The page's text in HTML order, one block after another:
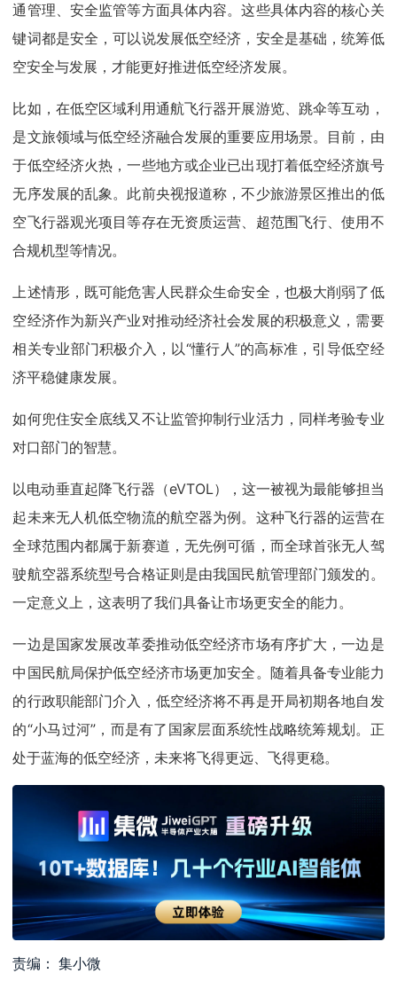
通管理、安全监管等方面具体内容。这些具体内容的核心关
键词都是安全，可以说发展低空经济，安全是基础，统筹低
空安全与发展，才能更好推进低空经济发展。
比如，在低空区域利用通航飞行器开展游览、跳伞等互动，
是文旅领域与低空经济融合发展的重要应用场景。目前，由
于低空经济火热，一些地方或企业已出现打着低空经济旗号
无序发展的乱象。此前央视报道称，不少旅游景区推出的低
空飞行器观光项目等存在无资质运营、超范围飞行、使用不
合规机型等情况。
上述情形，既可能危害人民群众生命安全，也极大削弱了低
空经济作为新兴产业对推动经济社会发展的积极意义，需要
相关专业部门积极介入，以“懂行人”的高标准，引导低空经
济平稳健康发展。
如何兜住安全底线又不让监管抑制行业活力，同样考验专业
对口部门的智慧。
以电动垂直起降飞行器（eVTOL），这一被视为最能够担当
起未来无人机低空物流的航空器为例。这种飞行器的运营在
全球范围内都属于新赛道，无先例可循，而全球首张无人驾
驶航空器系统型号合格证则是由我国民航管理部门颁发的。
一定意义上，这表明了我们具备让市场更安全的能力。
一边是国家发展改革委推动低空经济市场有序扩大，一边是
中国民航局保护低空经济市场更加安全。随着具备专业能力
的行政职能部门介入，低空经济将不再是开局初期各地自发
的“小马过河”，而是有了国家层面系统性战略统筹规划。正
处于蓝海的低空经济，未来将飞得更远、飞得更稳。
责编： 集小微